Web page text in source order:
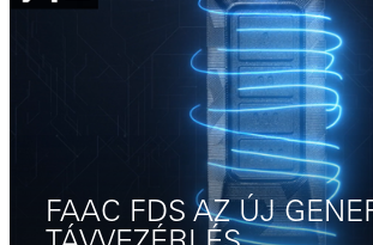
FAAC FDS AZ ÚJ